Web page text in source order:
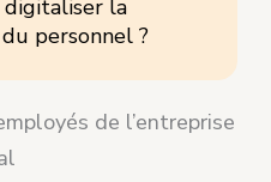
la
personnel ?
de l’entreprise